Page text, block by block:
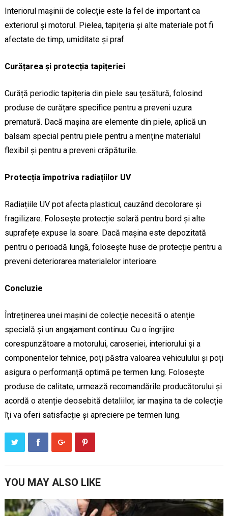
Interiorul mașinii de colecție este la fel de important ca
exteriorul și motorul. Pielea, tapițeria și alte materiale pot fi
afectate de timp, umiditate și praf.
Curățarea și protecția tapițeriei
Curăță periodic tapițeria din piele sau țesătură, folosind
produse de curățare specifice pentru a preveni uzura
prematură. Dacă mașina are elemente din piele, aplică un
balsam special pentru piele pentru a menține materialul
flexibil și pentru a preveni crăpăturile.
Protecția împotriva radiațiilor UV
Radiațiile UV pot afecta plasticul, cauzând decolorare și
fragilizare. Folosește protecție solară pentru bord și alte
suprafețe expuse la soare. Dacă mașina este depozitată
pentru o perioadă lungă, folosește huse de protecție pentru a
preveni deteriorarea materialelor interioare.
Concluzie
Întreținerea unei mașini de colecție necesită o atenție
specială și un angajament continuu. Cu o îngrijire
corespunzătoare a motorului, caroseriei, interiorului și a
componentelor tehnice, poți păstra valoarea vehiculului și poți
asigura o performanță optimă pe termen lung. Folosește
produse de calitate, urmează recomandările producătorului și
acordă o atenție deosebită detaliilor, iar mașina ta de colecție
îți va oferi satisfacție și apreciere pe termen lung.
YOU MAY ALSO LIKE